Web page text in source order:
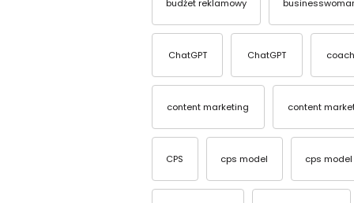
budżet reklamowy
ChatGPT ChatGPT
content marketing content
CPS cps model cps model